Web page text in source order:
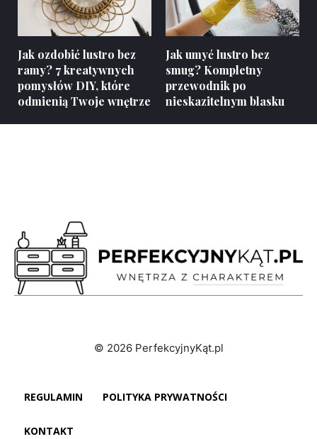
Jak ozdobić lustro bez
ramy? 7 kreatywnych
pomysłów DIY, które
odmienią Twoje wnętrze
Jak umyć lustro bez
smug? Kompletny
przewodnik po
nieskazitelnym blasku
© 2026 PerfekcyjnyKąt.pl
REGULAMIN POLITYKA PRYWATNOŚCI
KONTAKT